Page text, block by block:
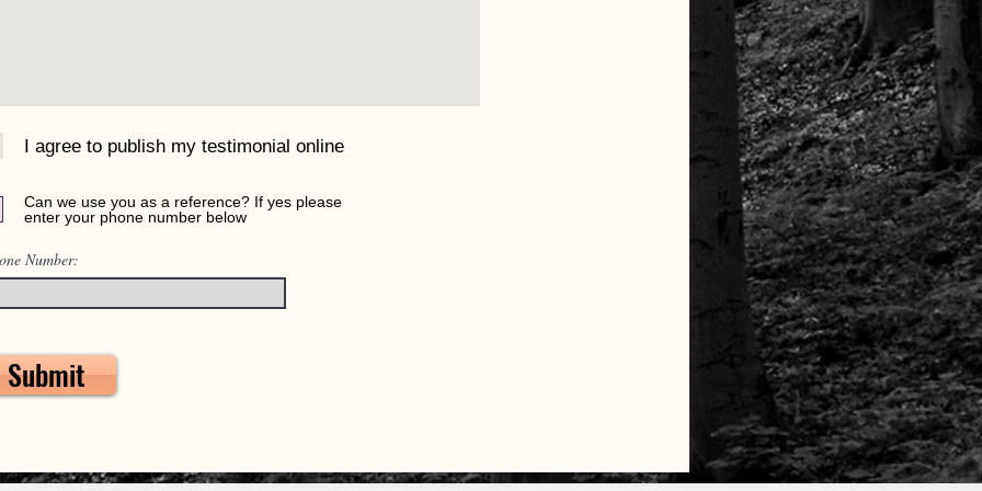
I agree to publish my testimonial online
Can we use you as a reference? If yes please
enter your phone number below
Number:
Submit